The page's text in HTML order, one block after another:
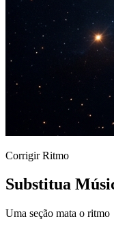
Corrigir Ritmo
Substitua
Uma seção mata o ritmo